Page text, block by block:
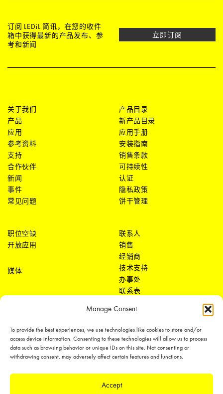
Manage Consent
To provide the best experiences, we use technologies like cookies to store and/or
access device information. Consenting to these technologies will allow us to process
data such as browsing behavior or unique IDs on this site. Not consenting or
withdrawing consent, may adversely affect certain features and functions.
Accept
订阅 LEDiL 简讯，在您的收件
箱中获得最新的产品发布、参
考和新闻
立即订阅
关于我们
产品
应用
参考资料
支持
合作伙伴
新闻
事件
常见问题
产品目录
新产品目录
应用手册
安装指南
销售条款
可持续性
认证
隐私政策
饼干管理
职位空缺
开放应用
媒体
联系人
销售
经销商
技术支持
办事处
联系表
LEDiL Group